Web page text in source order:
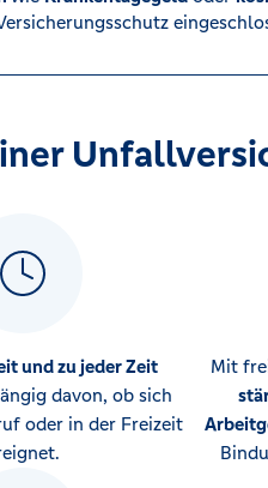
und zu jeder Zeit
davon, ob sich
oder in der Freizeit
Mit